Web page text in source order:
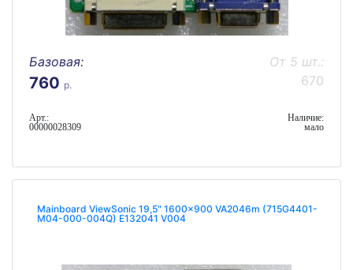
Базовая:
760 р.
От 5 шт.:
670
Арт.:
00000028309
Наличие:
мало
Mainboard ViewSonic 19,5" 1600x900 VA2046m (715G4401-
M04-000-004Q) E132041 V004